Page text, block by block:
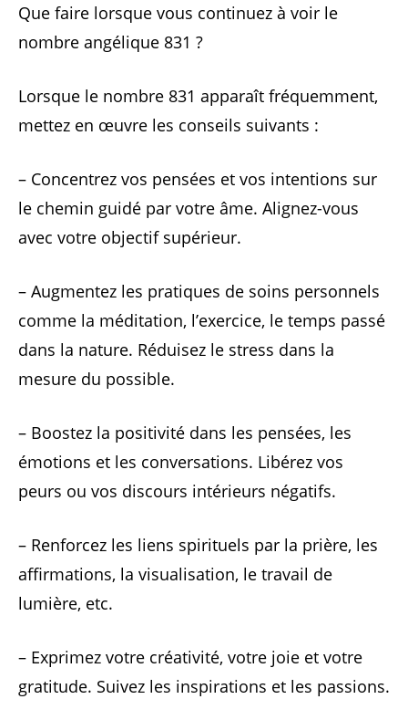
Que faire lorsque vous continuez à voir le
nombre angélique 831 ?
Lorsque le nombre 831 apparaît fréquemment,
mettez en œuvre les conseils suivants :
– Concentrez vos pensées et vos intentions sur
le chemin guidé par votre âme. Alignez-vous
avec votre objectif supérieur.
– Augmentez les pratiques de soins personnels
comme la méditation, l’exercice, le temps passé
dans la nature. Réduisez le stress dans la
mesure du possible.
– Boostez la positivité dans les pensées, les
émotions et les conversations. Libérez vos
peurs ou vos discours intérieurs négatifs.
– Renforcez les liens spirituels par la prière, les
affirmations, la visualisation, le travail de
lumière, etc.
– Exprimez votre créativité, votre joie et votre
gratitude. Suivez les inspirations et les passions.